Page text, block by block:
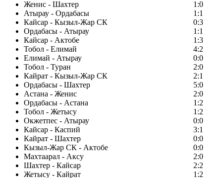
Женис - Шахтер
1:0
Атырау - Ордабасы
1:1
Кайсар - Кызыл-Жар СК
0:3
Ордабасы - Атырау
1:1
Кайсар - Актобе
1:3
Тобол - Елимай
4:2
Елимай - Атырау
0:0
Тобол - Туран
2:0
Кайрат - Кызыл-Жар СК
2:1
Ордабасы - Шахтер
5:0
Астана - Женис
2:0
Ордабасы - Астана
1:2
Тобол - Жетысу
1:2
Окжетпес - Атырау
0:0
Кайсар - Каспий
3:1
Кайрат - Шахтер
0:0
Кызыл-Жар СК - Актобе
0:0
Махтаарал - Аксу
2:0
Шахтер - Кайсар
2:2
Жетысу - Кайрат
1:2